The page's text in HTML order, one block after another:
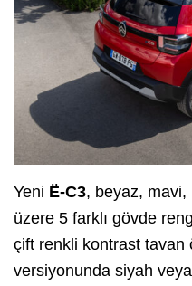
Yeni Ë-C3, beyaz, mavi,
üzere 5 farklı gövde
çift renkli kontrast tavan
versiyonunda siyah